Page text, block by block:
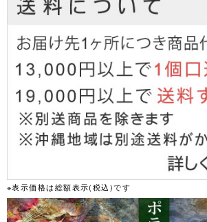
※表示価格は総額表示(税込)です